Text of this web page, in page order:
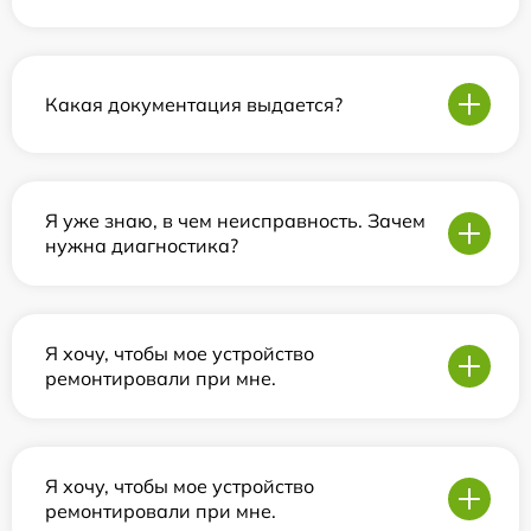
Какая документация выдается?
Я уже знаю, в чем неисправность. Зачем
нужна диагностика?
Я хочу, чтобы мое устройство
ремонтировали при мне.
Я хочу, чтобы мое устройство
ремонтировали при мне.